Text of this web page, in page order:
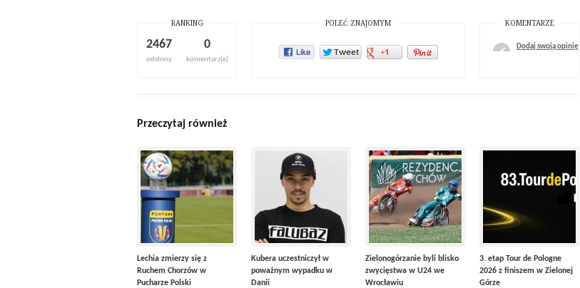
RANKING
2467
odsłony
0
komentarz(e)
KOMENTARZE
Dodaj swoją opinię
POLEĆ ZNAJOMYM
Przeczytaj również
Lechia zmierzy się z
Ruchem Chorzów w
Pucharze Polski
Kubera uczestniczył w
poważnym wypadku w
Danii
Zielonogórzanie byli blisko
zwycięstwa w U24 we
Wrocławiu
3. etap Tour de Pologne
2026 z finiszem w Zielonej
Górze